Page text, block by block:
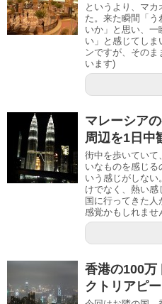
というより、マ
た。来た瞬間「う
いか」と思い、一
い」と感じてしま
ンですが、その
います)
マレーシア
周辺を1日中
街中を歩いていて
いなものを感じる
いう感じがしな
けでなく、熱い
国に行ってきた
感覚かもしれませ
香港の100万
クトリアピ